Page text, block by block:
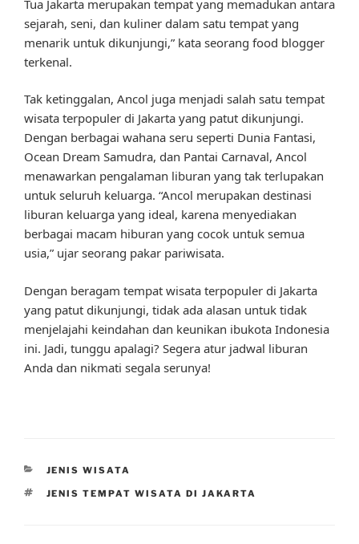
Tua Jakarta merupakan tempat yang memadukan antara
sejarah, seni, dan kuliner dalam satu tempat yang
menarik untuk dikunjungi,” kata seorang food blogger
terkenal.
Tak ketinggalan, Ancol juga menjadi salah satu tempat
wisata terpopuler di Jakarta yang patut dikunjungi.
Dengan berbagai wahana seru seperti Dunia Fantasi,
Ocean Dream Samudra, dan Pantai Carnaval, Ancol
menawarkan pengalaman liburan yang tak terlupakan
untuk seluruh keluarga. “Ancol merupakan destinasi
liburan keluarga yang ideal, karena menyediakan
berbagai macam hiburan yang cocok untuk semua
usia,” ujar seorang pakar pariwisata.
Dengan beragam tempat wisata terpopuler di Jakarta
yang patut dikunjungi, tidak ada alasan untuk tidak
menjelajahi keindahan dan keunikan ibukota Indonesia
ini. Jadi, tunggu apalagi? Segera atur jadwal liburan
Anda dan nikmati segala serunya!
CATEGORIES
JENIS WISATA
TAGS
JENIS TEMPAT WISATA DI JAKARTA